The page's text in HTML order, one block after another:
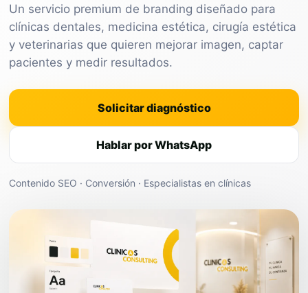
Un servicio premium de branding diseñado para
clínicas dentales, medicina estética, cirugía estética
y veterinarias que quieren mejorar imagen, captar
pacientes y medir resultados.
Solicitar diagnóstico
Hablar por WhatsApp
Contenido SEO · Conversión · Especialistas en clínicas